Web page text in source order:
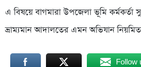
এ বিষয়ে বাগমারা উপজেলা ভূমি কর্মকর্তা
ভ্রাম্যমান আদালতের এমন অভিযান
Follow